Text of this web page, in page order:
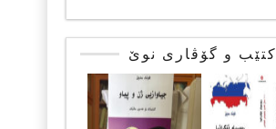
کتێب و گۆڤاری نوێ